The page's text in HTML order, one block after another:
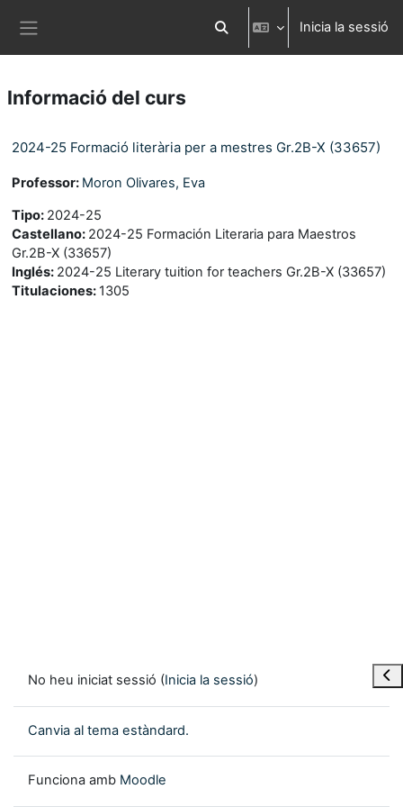
Commuta l'entrada de la cerca
Inicia la sessió
Informació del curs
2024-25 Formació literària per a mestres Gr.2B-X (33657)
Professor: Moron Olivares, Eva
Tipo: 2024-25
Castellano: 2024-25 Formación Literaria para Maestros
Gr.2B-X (33657)
Inglés: 2024-25 Literary tuition for teachers Gr.2B-X (33657)
Titulaciones: 1305
No heu iniciat sessió (Inicia la sessió)
Canvia al tema estàndard.
Funciona amb Moodle